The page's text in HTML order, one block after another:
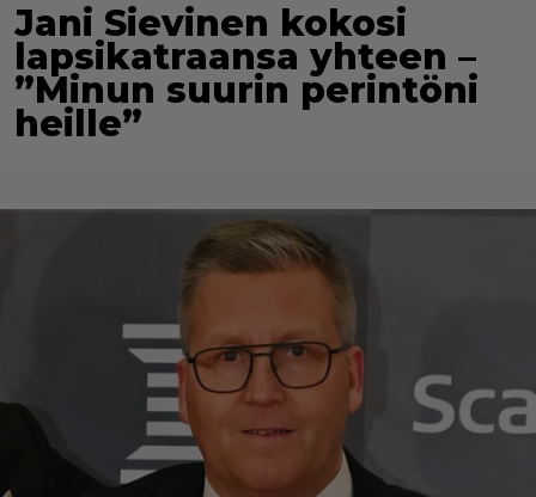
Jani Sievinen kokosi
lapsikatraansa yhteen –
”Minun suurin perintöni
heille”